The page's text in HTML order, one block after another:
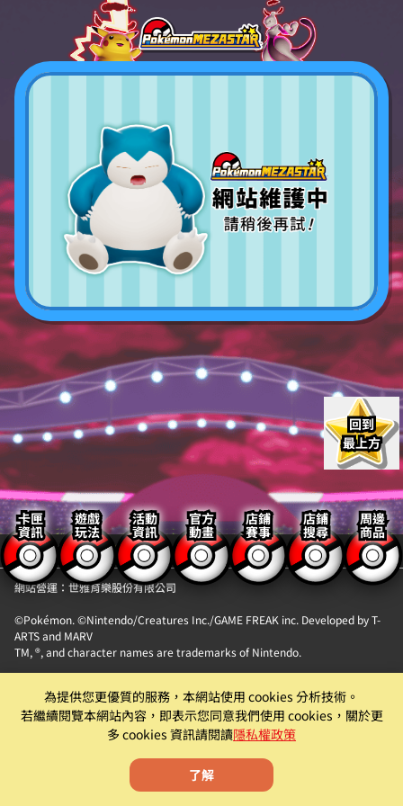
卡匣
資訊
遊戲
玩法
活動
資訊
官方
動畫
店鋪
賽事
店鋪
搜尋
周邊
商品
回到
最上方
【隱私權政策】 【聯絡我們】
網站營運：世雅育樂股份有限公司
©Pokémon. ©Nintendo/Creatures Inc./GAME FREAK inc. Developed by T-
ARTS and MARV
TM, ®, and character names are trademarks of Nintendo.
自動販賣機』卡片商品販售服務之自動販賣機。
遊戲僅為附屬功能。原廠及代理商均有權就該遊戲為內容調整、更新、優化或
下架等機具營運相關行為。
為提供您更優質的服務，本網站使用 cookies 分析技術。
若繼續閱覽本網站內容，即表示您同意我們使用 cookies，關於更
多 cookies 資訊請閱讀隱私權政策
了解